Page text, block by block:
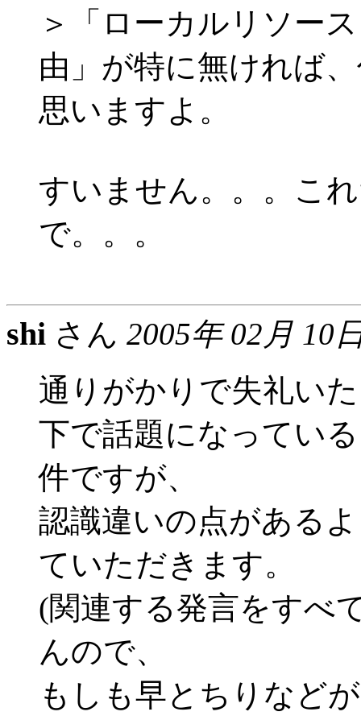
＞「ローカルリソー
由」が特に無ければ
思いますよ。
すいません。。。こ
で。。。
shi さん 2005年 02月 10
通りがかりで失礼い
下で話題になってい
件ですが、
認識違いの点がある
ていただきます。
(関連する発言をすべ
んので、
もしも早とちりなど